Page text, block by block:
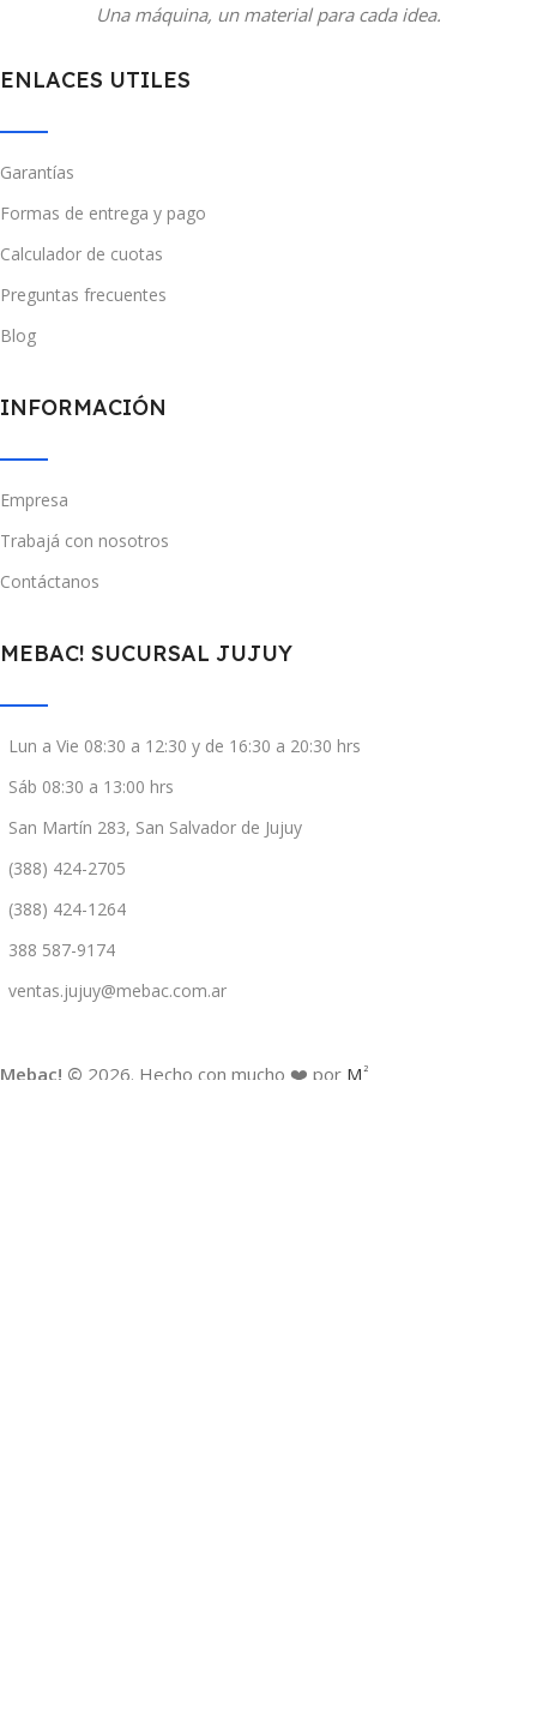
Una máquina, un material para cada idea.
ENLACES UTILES
Garantías
Formas de entrega y pago
Calculador de cuotas
Preguntas frecuentes
Blog
INFORMACIÓN
Empresa
Trabajá con nosotros
Contáctanos
MEBAC! SUCURSAL JUJUY
Lun a Vie 08:30 a 12:30 y de 16:30 a 20:30 hrs
Sáb 08:30 a 13:00 hrs
San Martín 283, San Salvador de Jujuy
(388) 424-2705
(388) 424-1264
388 587-9174
ventas.jujuy@mebac.com.ar
Mebac! © 2026. Hecho con mucho ❤️ por M 2